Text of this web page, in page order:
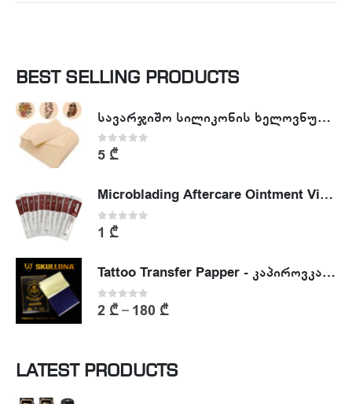
BEST SELLING PRODUCTS
სავარჯიშო სილიკონის ხელოვნური კანი - Tattoo Practike skin
0out of 5
5 ₾
Microblading Aftercare Ointment Vitamin A&D
0 out of 5
1 ₾
Tattoo Transfer Papper - კაპიროვკა - ტატუს ესკიზის კოპირების ქაღალდი
0out of 5
2 ₾– 180 ₾
LATEST PRODUCTS